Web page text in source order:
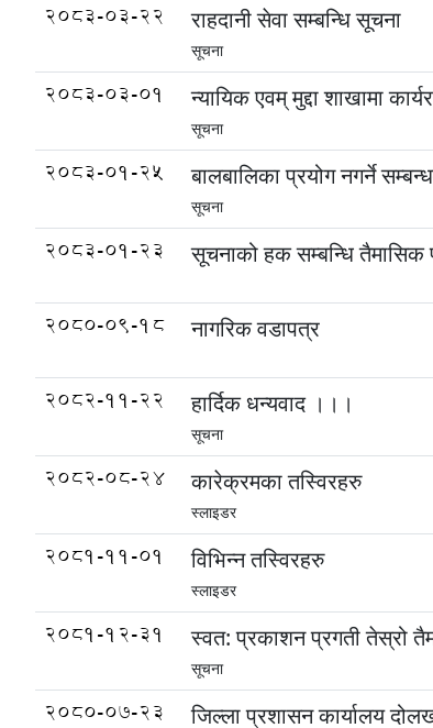
2083-03-22 राहदानी सेवा सम्बन्धि सूचना
सूचना
2083-03-01 न्यायिक एवम् मुद्दा शाखामा
सूचना
2083-01-25 बालबालिका प्रयोग नगर्ने
सूचना
2083-01-23 सूचनाको हक सम्बन्धि तैमासिक
2080-09-18 नागरिक वडापत्र
2082-11-22 हार्दिक धन्यवाद ।।।
सूचना
2082-08-24 कारेक्रमका तस्विरहरु
स्लाइडर
2081-11-01 विभिन्न तस्विरहरु
स्लाइडर
2081-12-31 स्वत: प्रकाशन प्रगती तेस्रो
सूचना
2080-07-23 जिल्ला प्रशासन कार्यालय